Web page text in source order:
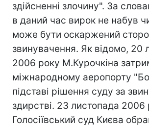
здійсненні злочину". За
в даний час вирок не набув
може бути оскаржений
звинувачення. Як відомо, 20
2006 року М.Курочкіна
міжнародному аеропорту
підставі рішення суду за
здирстві. 23 листопада 2006
Голосіївський суд Києва